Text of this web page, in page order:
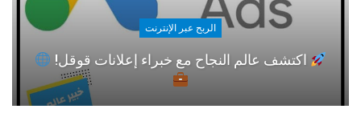
الربح عبر الإنترنت
اكتشف عالم النجاح مع خبراء إعلانات قوقل!